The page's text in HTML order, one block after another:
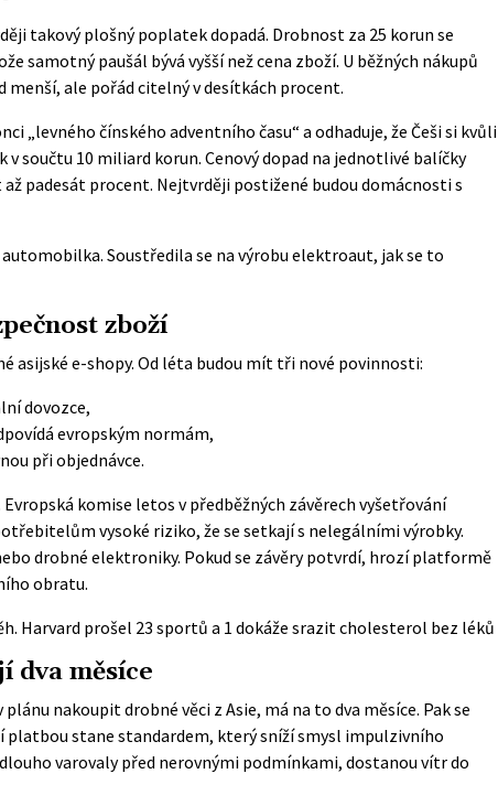
takový plošný poplatek dopadá. Drobnost za 25 korun se
samotný paušál bývá vyšší než cena zboží. U běžných nákupů
menší, ale pořád citelný v desítkách procent.
„levného čínského adventního času“ a odhaduje, že Češi si kvůli
součtu 10 miliard korun. Cenový dopad na jednotlivé balíčky
padesát procent. Nejtvrději postižené budou domácnosti s
Soustředila se na výrobu elektroaut, jak se to
zboží
asijské e-shopy. Od léta budou mít tři nové povinnosti:
dovozce,
evropským normám,
při objednávce.
komise letos v předběžných závěrech vyšetřování
vysoké riziko, že se setkají s nelegálními výrobky.
drobné elektroniky. Pokud se závěry potvrdí, hrozí platformě
obratu.
Harvard prošel 23 sportů a 1 dokáže srazit cholesterol bez léků
dva měsíce
nakoupit drobné věci z Asie, má na to dva měsíce. Pak se
platbou stane standardem, který sníží smysl impulzivního
varovaly před nerovnými podmínkami, dostanou vítr do